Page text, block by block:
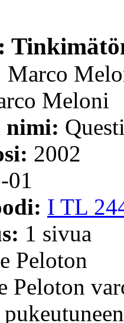
Marco
Meloni
nimi:
2002
I TL
1 sivua
Peloton
Peloton